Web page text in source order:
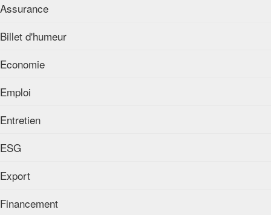
Assurance
Billet d'humeur
Economie
Emploi
Entretien
ESG
Export
Financement